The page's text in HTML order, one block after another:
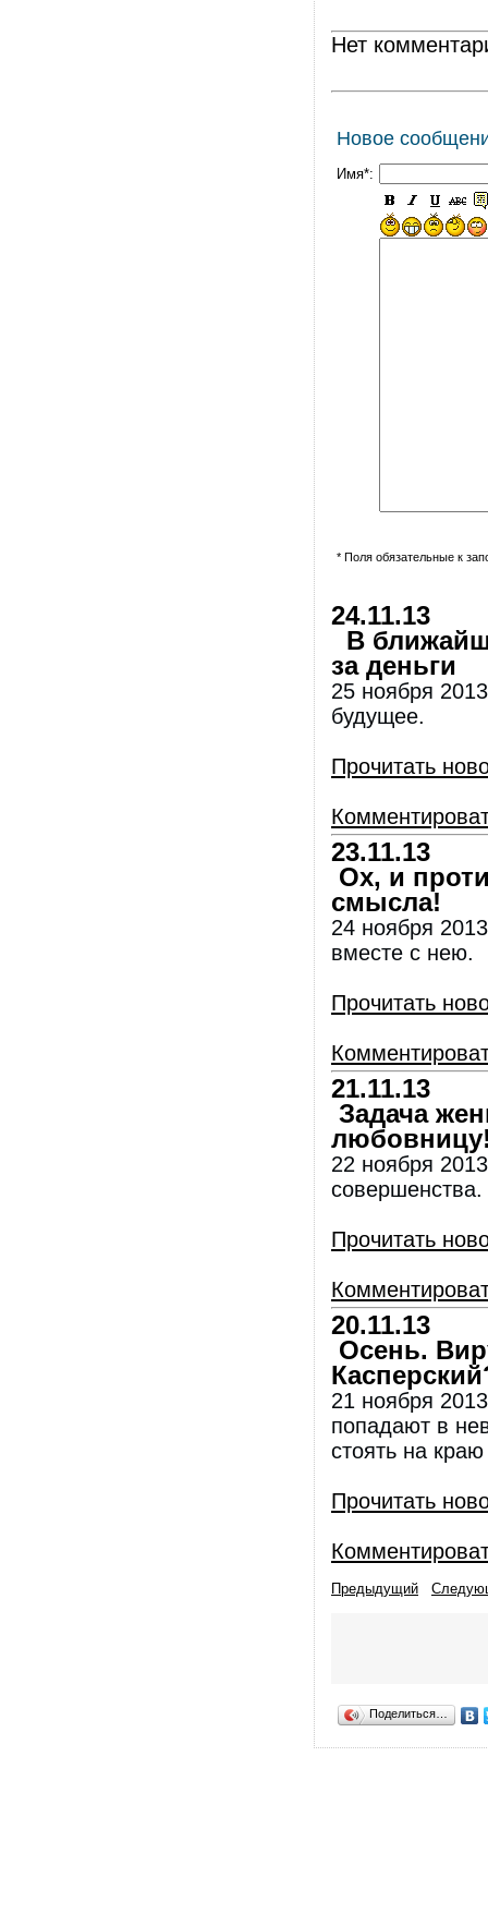
Нет
Новое
Имя*:
* Поля обязательные к
24.11.13
В
за деньги
25 ноября
будущее.
Прочитать
23.11.13
Ох, и
смысла!
24 ноября
вместе с нею.
Прочитать
21.11.13
Задача
22 ноября
совершенства.
Прочитать
20.11.13
Осень.
21 ноября
попадают в
стоять на
Прочитать
Предыдущий
Поделиться…